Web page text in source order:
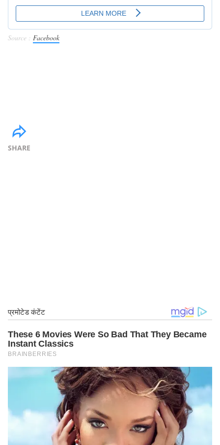
Source : Facebook
SHARE